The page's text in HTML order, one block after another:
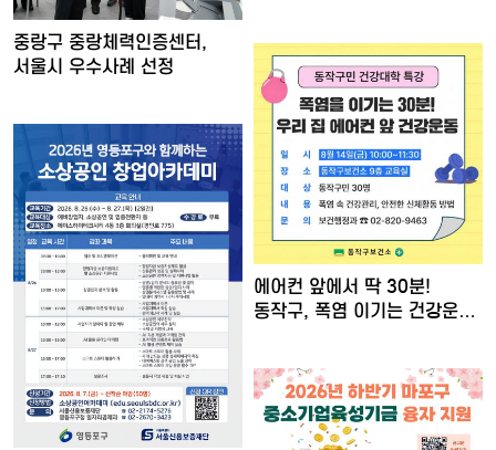
중랑구 중랑체력인증센터,
서울시 우수사례 선정
에어컨 앞에서 딱 30분!
동작구, 폭염 이기는 건강운…